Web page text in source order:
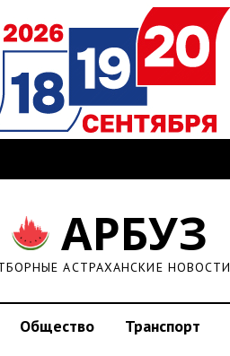
АРБУЗ
АСТРАХАНСКИЕ НОВОСТИ
Общество Транспорт